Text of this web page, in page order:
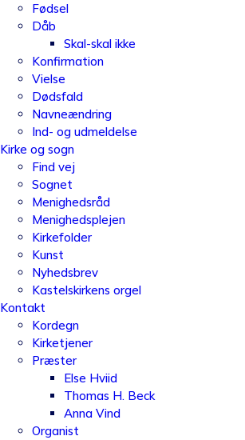
Fødsel
Dåb
Skal-skal ikke
Konfirmation
Vielse
Dødsfald
Navneændring
Ind- og udmeldelse
Kirke og sogn
Find vej
Sognet
Menighedsråd
Menighedsplejen
Kirkefolder
Kunst
Nyhedsbrev
Kastelskirkens orgel
Kontakt
Kordegn
Kirketjener
Præster
Else Hviid
Thomas H. Beck
Anna Vind
Organist